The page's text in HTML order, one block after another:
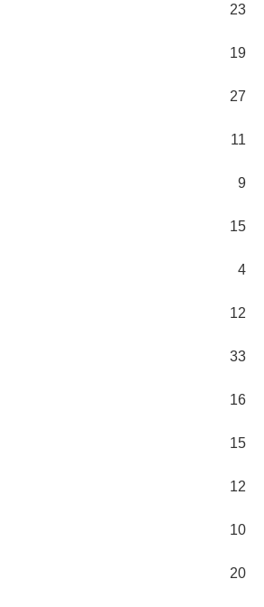
23
19
27
11
9
15
4
12
33
16
15
12
10
20